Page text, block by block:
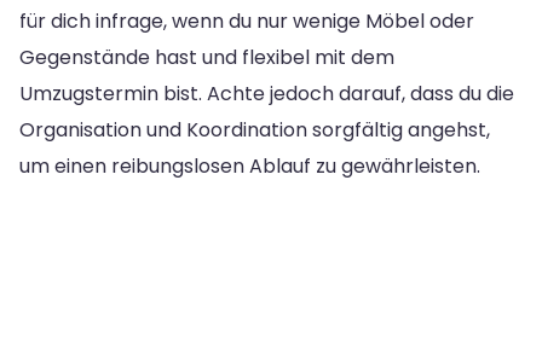
für dich infrage, wenn du nur wenige Möbel oder
Gegenstände hast und flexibel mit dem
Umzugstermin bist. Achte jedoch darauf, dass du die
Organisation und Koordination sorgfältig angehst,
um einen reibungslosen Ablauf zu gewährleisten.